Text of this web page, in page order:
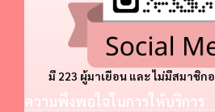
มี 223 ผู้มาเยือน และ ไม่มีสมาชิก
ความพึงพอใจในการให้บริการ